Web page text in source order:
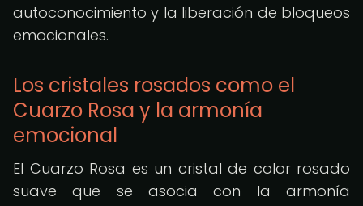
autoconocimiento y la liberación de bloqueos
emocionales.
Los cristales rosados como el
Cuarzo Rosa y la armonía
emocional
El Cuarzo Rosa es un cristal de color rosado
suave que se asocia con la armonía